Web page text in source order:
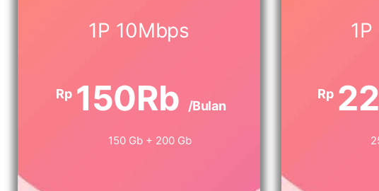
1P 10Mbps
Rp 150Rb /Bulan
150 Gb + 200 Gb
Rp